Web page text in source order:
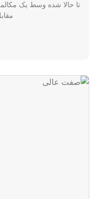
تا حالا شده وسط یک